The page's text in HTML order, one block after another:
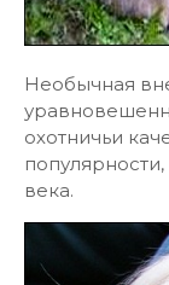
Необычная
охотничьи
века.